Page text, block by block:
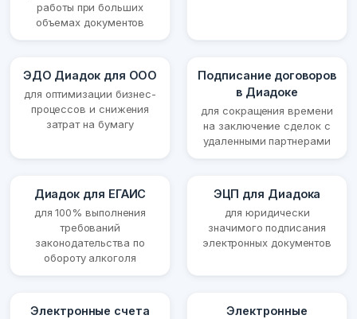
работы при больших
объемах документов
ЭДО Диадок для ООО
для оптимизации бизнес-
процессов и снижения
затрат на бумагу
Подписание договоров
в Диадоке
для сокращения времени
на заключение сделок с
удаленными партнерами
Диадок для ЕГАИС
для 100% выполнения
требований
законодательства по
обороту алкоголя
ЭЦП для Диадока
для юридически
значимого подписания
электронных документов
Электронные счета
Электронные